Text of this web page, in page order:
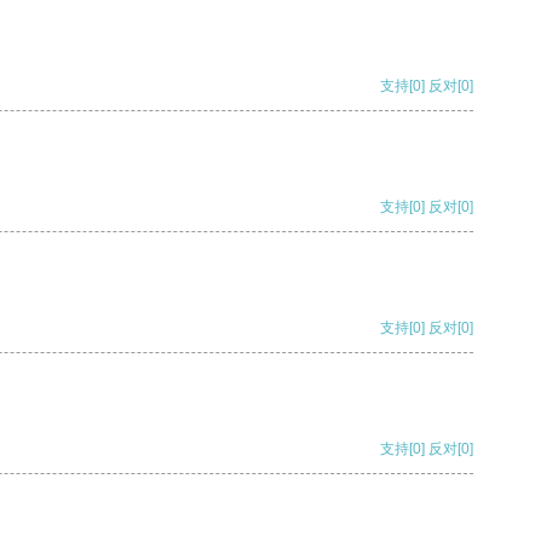
支持[0] 反对[0]
支持[0] 反对[0]
支持[0] 反对[0]
支持[0] 反对[0]